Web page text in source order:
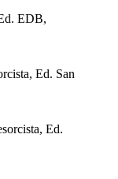
EDB,
Ed. San
Ed.